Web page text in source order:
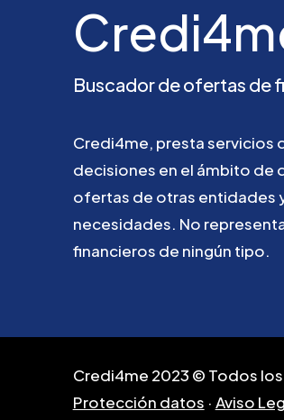
Buscadordeofertas de
Credi4me, prestaservicios
decisiones en el ámbito de
ofertas de otras entidades
necesidades. No
financieros de ningún tipo.
Credi4me 2023 © Todos
Protección datos · Aviso